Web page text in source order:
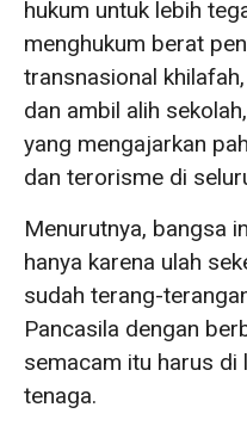
hukum untuk lebih
menghukum berat
transnasional
dan ambil alih
yang mengajarkan
dan terorisme di
Menurutnya, bangsa
hanya karena ulah
sudah terang-
Pancasila dengan
semacam itu harus di
tenaga.